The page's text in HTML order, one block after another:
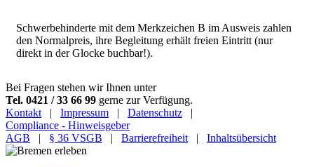
Schwerbehinderte mit dem Merkzeichen B im Ausweis zahlen
den Normalpreis, ihre Begleitung erhält freien Eintritt (nur
direkt in der Glocke buchbar!).
Bei Fragen stehen wir Ihnen unter
Tel. 0421 / 33 66 99 gerne zur Verfügung.
Kontakt | Impressum | Datenschutz |
Compliance - Hinweisgeber
AGB | § 36 VSGB | Barrierefreiheit | Inhaltsübersicht